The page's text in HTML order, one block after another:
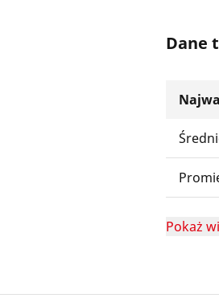
Dane
Pokaż